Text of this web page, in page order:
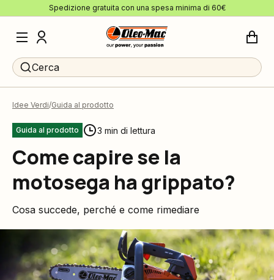
Spedizione gratuita con una spesa minima di 60€
Cerca
Idee Verdi Guida al prodotto
Guida al prodotto 3 min di lettura
Come capire se la
motosega ha grippato?
Cosa succede, perché e come rimediare